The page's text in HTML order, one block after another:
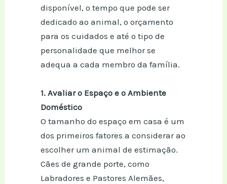
disponível, o tempo que pode ser
dedicado ao animal, o orçamento
para os cuidados e até o tipo de
personalidade que melhor se
adequa a cada membro da família.
1. Avaliar o Espaço e o Ambiente
Doméstico
O tamanho do espaço em casa é um
dos primeiros fatores a considerar ao
escolher um animal de estimação.
Cães de grande porte, como
Labradores e Pastores Alemães,